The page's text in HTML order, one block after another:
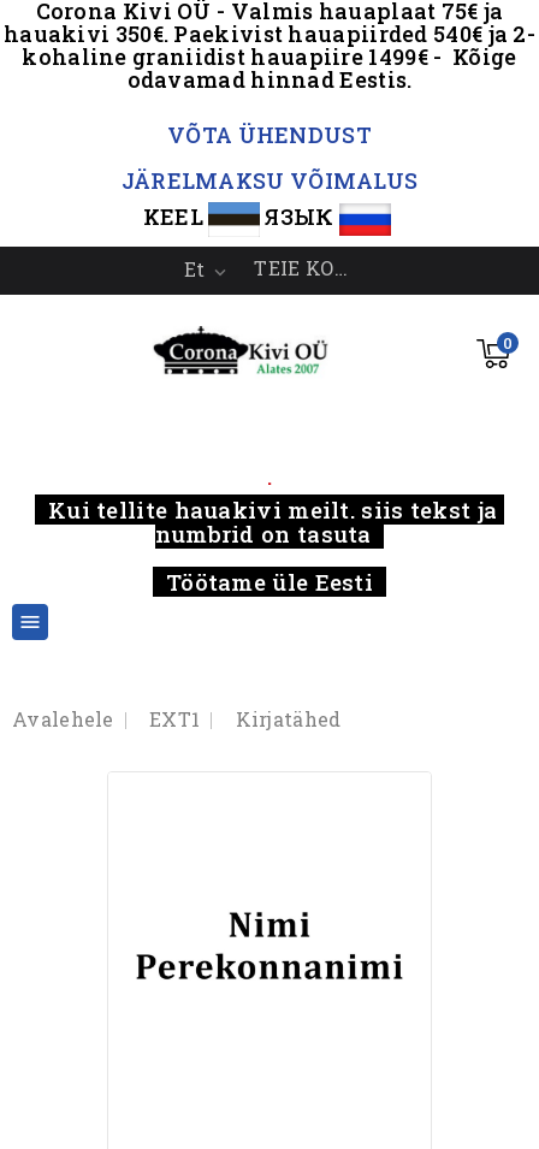
Corona Kivi OÜ - Valmis hauaplaat 75€ ja
hauakivi 350€. Paekivist hauapiirded 540€ ja 2-
kohaline graniidist hauapiire 1499€ - Kõige
odavamad hinnad Eestis.
VÕTA ÜHENDUST
JÄRELMAKSU VÕIMALUS
KEEL
ЯЗЫК
TEIE KONTO
Et 
0
.
Kui tellite hauakivi meilt, siis tekst ja
numbrid on tasuta
Töötame üle Eesti

Avalehele EXT1 Kirjatähed